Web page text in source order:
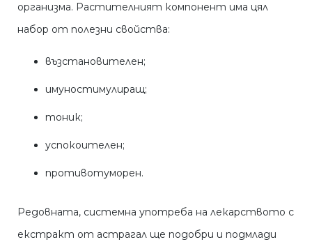
организма. Растителният компонент има цял
набор от полезни свойства:
възстановителен;
имуностимулиращ;
тоник;
успокоителен;
противотуморен.
Редовната, системна употреба на лекарството с
екстракт от астрагал ще подобри и подмлади